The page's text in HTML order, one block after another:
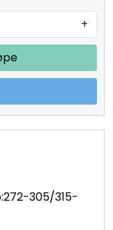
+
305/315-